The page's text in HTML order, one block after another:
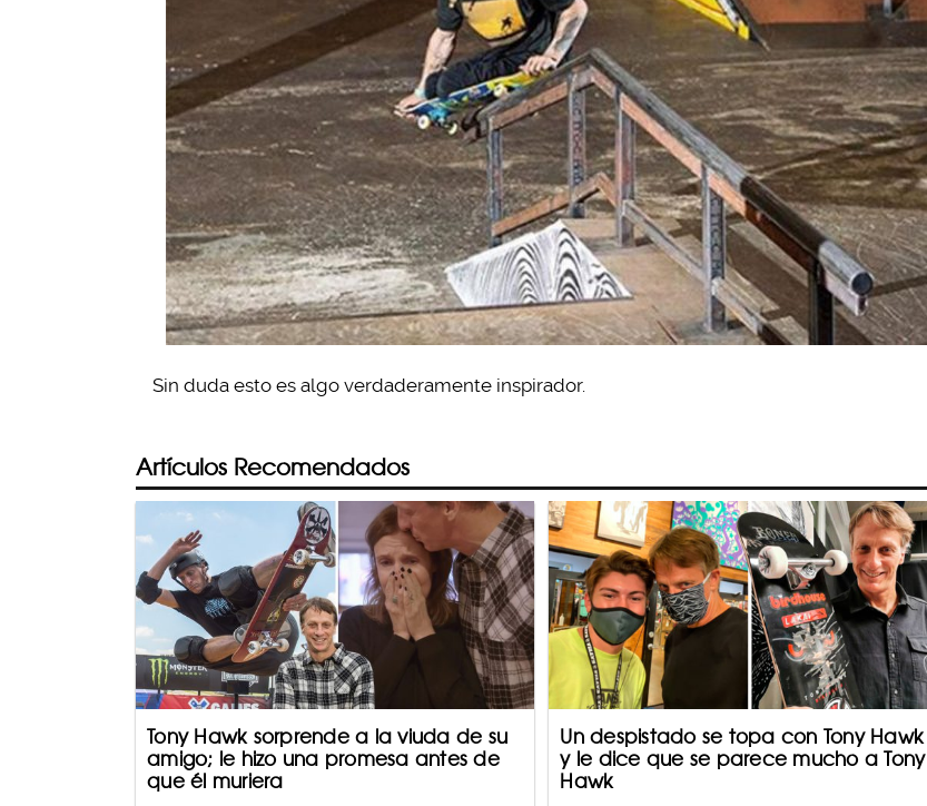
Sin duda esto es algo verdaderamente inspirador.
Artículos Recomendados
Tony Hawk sorprende a la viuda de su
amigo; le hizo una promesa antes de
que él muriera
Un despistado se topa con Tony Hawk
y le dice que se parece mucho a Tony
Hawk